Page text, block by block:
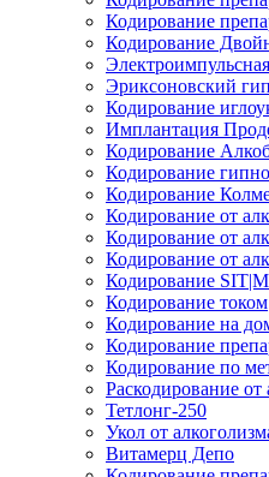
Кодирование
Кодирование
Эриксоновский
Кодирование
Имплантация
Кодирование
Кодирование
Кодирование
Кодирование от
Кодирование от
Кодирование от
Кодирование
Кодирование током
Кодирование на
Кодирование
Кодирование по
Раскодирование от
Тетлонг-250
Укол от
Витамерц Депо